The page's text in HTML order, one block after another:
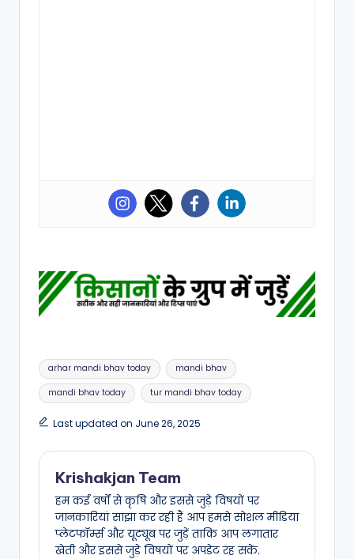
Tags:
arhar mandi bhav today mandi bhav
mandi bhav today tur mandi bhav today
Last updated on June 26, 2025
Krishakjan Team
हम कई वर्षों से कृषि और इससे जुड़े विषयों पर
जानकारियां साझा कर रही हैं आप हमसे सोशल मीडिया
प्लेटफॉर्म्स और यूट्यूब पर जुड़ें ताकि आप लगातार
खेती और इससे जुड़े विषयों पर अपडेट रह सकें.